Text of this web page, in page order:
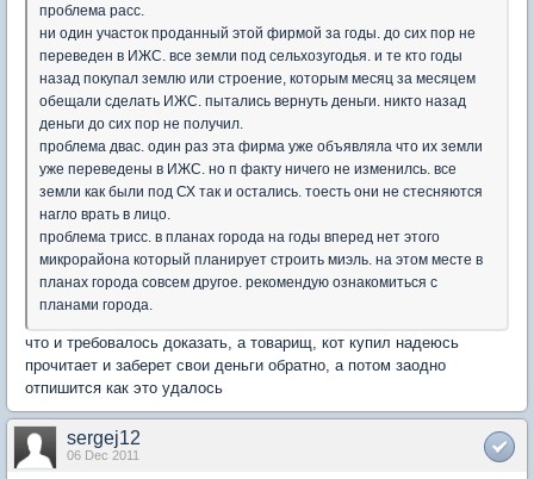
проблема расс.
ни один участок проданный этой фирмой за годы. до сих пор не
переведен в ИЖС. все земли под сельхозугодья. и те кто годы
назад покупал землю или строение, которым месяц за месяцем
обещали сделать ИЖС. пытались вернуть деньги. никто назад
деньги до сих пор не получил.
проблема двас. один раз эта фирма уже объявляла что их земли
уже переведены в ИЖС. но п факту ничего не изменилсь. все
земли как были под СХ так и остались. тоесть они не стесняются
нагло врать в лицо.
проблема трисс. в планах города на годы вперед нет этого
микрорайона который планирует строить миэль. на этом месте в
планах города совсем другое. рекомендую ознакомиться с
планами города.
что и требовалось доказать, а товарищ, кот купил надеюсь
прочитает и заберет свои деньги обратно, а потом заодно
отпишится как это удалось
sergej12
06 Dec 2011